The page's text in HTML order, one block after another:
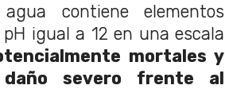
contiene elementos
igual a 12 en una escala
mortales y
severo frente al